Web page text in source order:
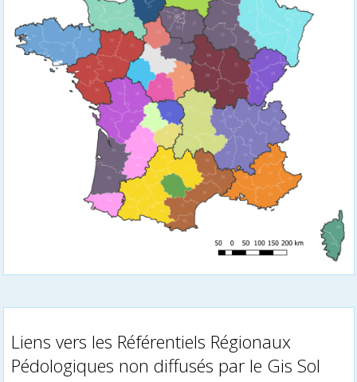
Liens vers les Référentiels Régionaux
Pédologiques non diffusés par le Gis Sol